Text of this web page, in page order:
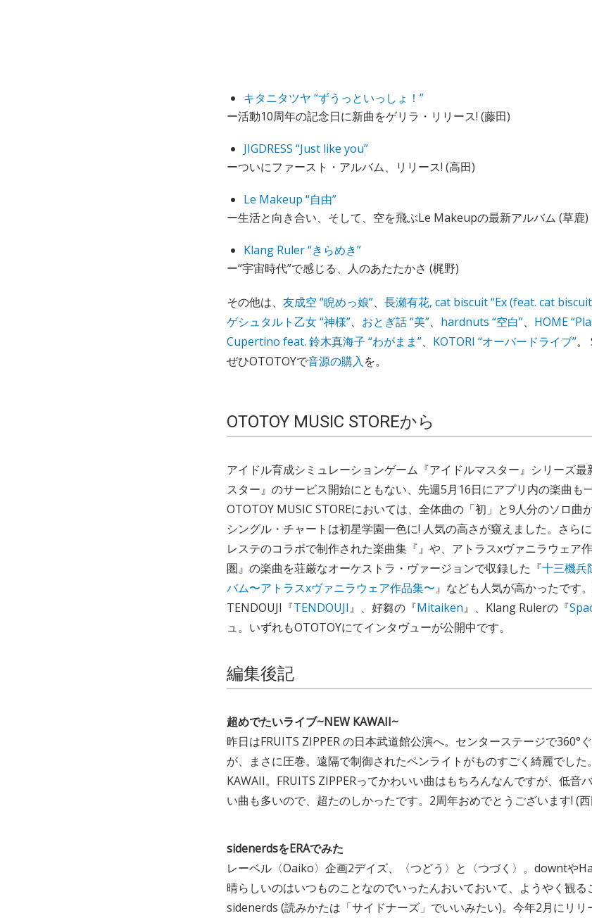
キタニタツヤ “ずうっといっしょ！”
ー活動10周年の記念日に新曲をゲリラ・リリース! (藤田)
JIGDRESS “Just like you”
ーついにファースト・アルバム、リリース! (高田)
Le Makeup “自由”
ー生活と向き合い、そして、空を飛ぶLe Makeupの最新アルバム (草鹿)
Klang Ruler “きらめき”
ー“宇宙時代”で感じる、人のあたたかさ (梶野)
その他は、 友成空 “睨めっ娘”、 長瀬有花, cat biscuit “Ex (feat. cat
ゲシュタルト乙女 “神様”、 おとぎ話 “美”、 hardnuts “空白”、 HOME
Cupertino feat. 鈴木真海子 “わがまま”、 KOTORI “オーバードライブ”。
ぜひOTOTOYで音源の購入を。
OTOTOY MUSIC STOREから
アイドル育成シミュレーションゲーム『アイドルマスター』シリーズ
スター』のサービス開始にともない、先週5月16日にアプリ内の楽曲も
OTOTOY MUSIC STOREにおいては、全体曲の「初」と9人分のソロ曲
シングル・チャートは初星学園一色に! 人気の高さが窺えました。さら
レステのコラボで制作された楽曲集『』や、アトラスxヴァニラウェア
圏』の楽曲を荘厳なオーケストラ・ヴァージョンで収録した『十三機兵
バム〜アトラスxヴァニラウェア作品集〜』なども人気が高かったです
TENDOUJI『TENDOUJI』、好芻の『Mitaiken』、Klang Rulerの『
ュ。いずれもOTOTOYにてインタヴューが公開中です。
編集後記
超めでたいライブ~NEW KAWAII~
昨日はFRUITS ZIPPER の日本武道館公演へ。センターステージで360°
が、まさに圧巻。遠隔で制御されたペンライトがものすごく綺麗でし
KAWAII。FRUITS ZIPPERってかわいい曲はもちろんなんですが、低音
い曲も多いので、超たのしかったです。2周年おめでとうございます! (
sidenerdsをERAでみた
レーベル〈Oaiko〉企画2デイズ、〈つどう〉と〈つづく〉。downtや
晴らしいのはいつものことなのでいったんおいておいて、ようやく観る
sidenerds (読みかたは「サイドナーズ」でいいみたい)。今年2月にリ